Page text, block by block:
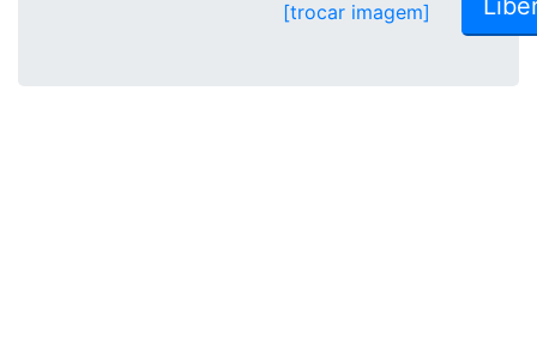
[trocar imagem]